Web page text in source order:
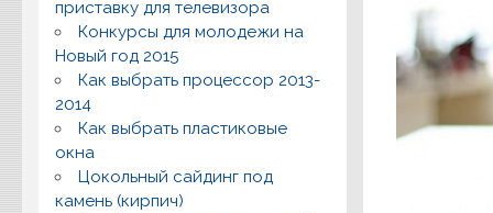
приставку для телевизора
Конкурсы для молодежи на
Новый год 2015
Как выбрать процессор 2013-
2014
Как выбрать пластиковые
окна
Цокольный сайдинг под
камень (кирпич)